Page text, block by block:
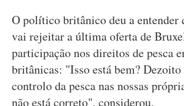
O político britânico deu a entender
vai rejeitar a última oferta de
participação nos direitos de pesca
britânicas: "Isso está bem?
controlo da pesca nas nossas
não está correto", considerou.